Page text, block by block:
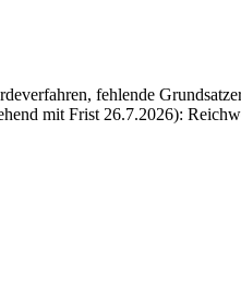
fehlende
mit Frist 26.7.2026):